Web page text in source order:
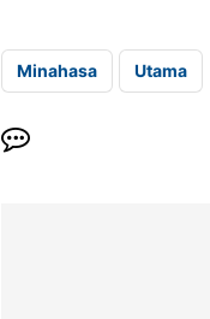
Minahasa Utama